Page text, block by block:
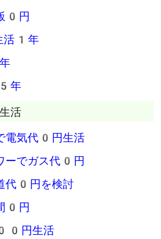
は
を
関で
び
行も
理的だ
未満